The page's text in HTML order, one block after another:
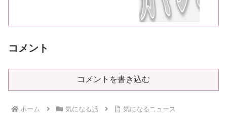
コメント
コメントを書き込む
ホーム 気になる話 気になるニュース